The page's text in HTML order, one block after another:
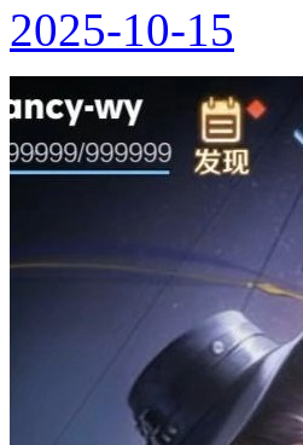
2025-10-15